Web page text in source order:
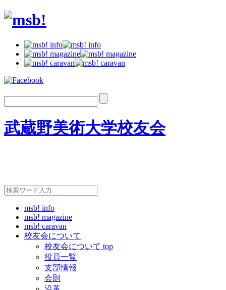
武蔵野美術大学校友会
msb! info
msb! magazine
msb! caravan
校友会について
校友会について top
役員一覧
支部情報
会則